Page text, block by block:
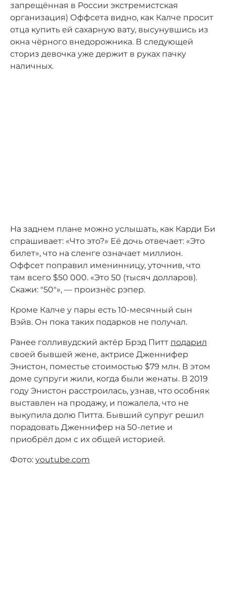
запрещённая в России экстремистская
организация) Оффсета видно, как Калче просит
отца купить ей сахарную вату, высунувшись из
окна чёрного внедорожника. В следующей
сториз девочка уже держит в руках пачку
наличных.
На заднем плане можно услышать, как Карди Би
спрашивает: «Что это?» Её дочь отвечает: «Это
билет», что на сленге означает миллион.
Оффсет поправил именинницу, уточнив, что
там всего $50 000. «Это 50 (тысяч долларов).
Скажи: "50"», — произнёс рэпер.
Кроме Калче у пары есть 10-месячный сын
Вэйв. Он пока таких подарков не получал.
Ранее голливудский актёр Брэд Питт подарил
своей бывшей жене, актрисе Дженнифер
Энистон, поместье стоимостью $79 млн. В этом
доме супруги жили, когда были женаты. В 2019
году Энистон расстроилась, узнав, что особняк
выставлен на продажу, и пожалела, что не
выкупила долю Питта. Бывший супруг решил
порадовать Дженнифер на 50-летие и
приобрёл дом с их общей историей.
Фото: youtube.com